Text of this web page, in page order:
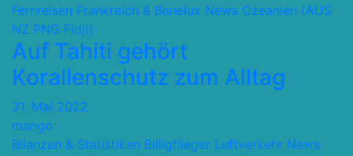
Fernreisen Frankreich & Benelux News Ozeanien (AUS
NZ PNG Fidji)
Auf Tahiti gehört
Korallenschutz zum Alltag
31. Mai 2022
mango
Bilanzen & Statistiken Billigflieger Luftverkehr News